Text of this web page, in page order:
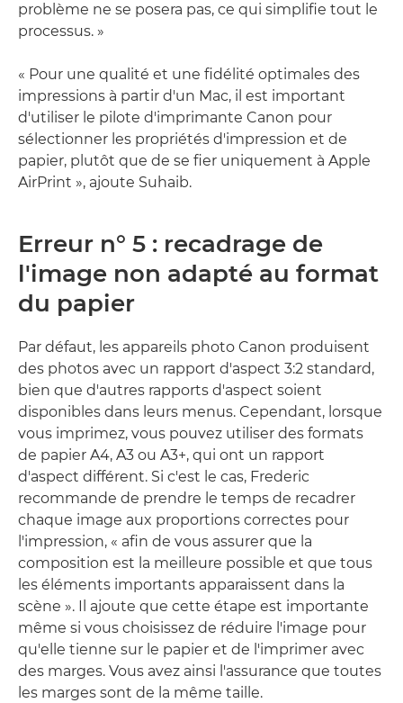
problème ne se posera pas, ce qui simplifie tout le
processus. »
« Pour une qualité et une fidélité optimales des
impressions à partir d'un Mac, il est important
d'utiliser le pilote d'imprimante Canon pour
sélectionner les propriétés d'impression et de
papier, plutôt que de se fier uniquement à Apple
AirPrint », ajoute Suhaib.
Erreur n° 5 : recadrage de
l'image non adapté au format
du papier
Par défaut, les appareils photo Canon produisent
des photos avec un rapport d'aspect 3:2 standard,
bien que d'autres rapports d'aspect soient
disponibles dans leurs menus. Cependant, lorsque
vous imprimez, vous pouvez utiliser des formats
de papier A4, A3 ou A3+, qui ont un rapport
d'aspect différent. Si c'est le cas, Frederic
recommande de prendre le temps de recadrer
chaque image aux proportions correctes pour
l'impression, « afin de vous assurer que la
composition est la meilleure possible et que tous
les éléments importants apparaissent dans la
scène ». Il ajoute que cette étape est importante
même si vous choisissez de réduire l'image pour
qu'elle tienne sur le papier et de l'imprimer avec
des marges. Vous avez ainsi l'assurance que toutes
les marges sont de la même taille.